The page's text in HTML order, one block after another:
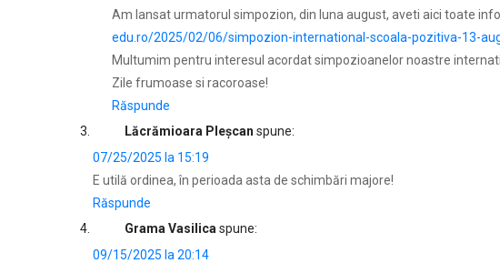
Am lansat urmatorul simpozion, din luna august, aveti aici toate
edu.ro/2025/02/06/simpozion-international-scoala-pozitiva-13-
Multumim pentru interesul acordat simpozioanelor noastre
Zile frumoase si racoroase!
Răspunde
Lăcrămioara Pleșcan spune:
07/25/2025 la 15:19
E utilă ordinea, în perioada asta de schimbări majore!
Răspunde
Grama Vasilica spune:
09/15/2025 la 20:14